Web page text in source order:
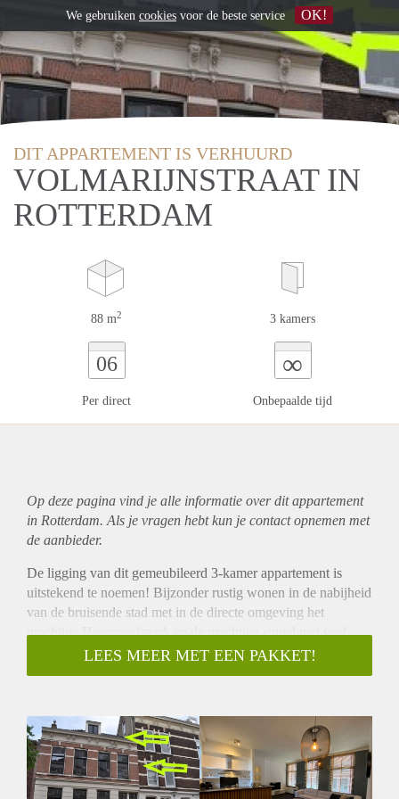
DIT APPARTEMENT IS VERHUURD
VOLMARIJNSTRAAT IN
ROTTERDAM
88 m2 3 kamers
06
Per direct
∞
Onbepaalde tijd
Op deze pagina vind je alle informatie over ditappartement
in Rotterdam. Als je vragen hebt kun je contact opnemen met
de aanbieder.
De ligging van dit gemeubileerd 3-kamer appartement is
uitstekend te noemen! Bijzonder rustig wonen in de nabijheid
van de bruisende stad met in de directe omgeving het
prachtige Heemraadspark en de prachtige singel met veel
groen, en niet te vergeten de gezellige Nieuwe Binnenweg
met zijn vele delicatesse winkels, kledingwinkels en
Indeling 1e verdieping;
Hal, die is uitgerust met schone, gladde afgewerkte wanden
en plafond geeft toegang tot de woonkamer, toiletruimte,
slaapkamer en bovenste verdieping.
LEES MEER MET EEN PAKKET!
We gebruiken cookies voor de beste service OK!